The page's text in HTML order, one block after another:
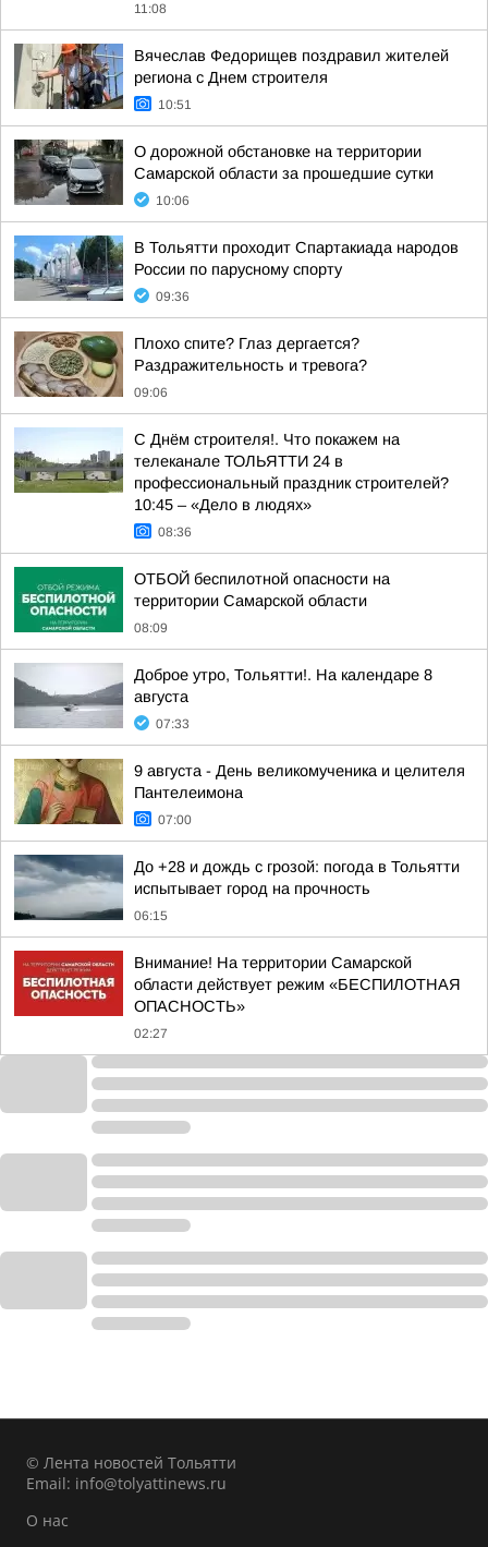
11:08
Вячеслав Федорищев поздравил жителей
региона с Днем строителя
10:51
О дорожной обстановке на территории
Самарской области за прошедшие сутки
10:06
В Тольятти проходит Спартакиада народов
России по парусному спорту
09:36
Плохо спите? Глаз дергается?
Раздражительность и тревога?
09:06
С Днём строителя!. Что покажем на
телеканале ТОЛЬЯТТИ 24 в
профессиональный праздник строителей?
10:45 – «Дело в людях»
08:36
ОТБОЙ беспилотной опасности на
территории Самарской области
08:09
Доброе утро, Тольятти!. На календаре 8
августа
07:33
9 августа - День великомученика и целителя
Пантелеимона
07:00
До +28 и дождь с грозой: погода в Тольятти
испытывает город на прочность
06:15
Внимание! На территории Самарской
области действует режим «БЕСПИЛОТНАЯ
ОПАСНОСТЬ»
02:27
© Лента новостей Тольятти
Email: info@tolyattinews.ru
О нас